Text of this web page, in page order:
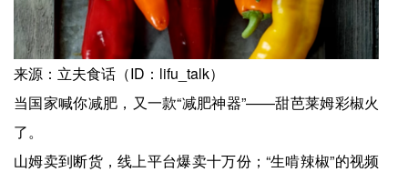
来源：立夫食话（ID：lifu_talk）
当国家喊你减肥，又一款“减肥神器”——甜芭莱姆彩椒火
了。
山姆卖到断货，线上平台爆卖十万份；“生啃辣椒”的视频